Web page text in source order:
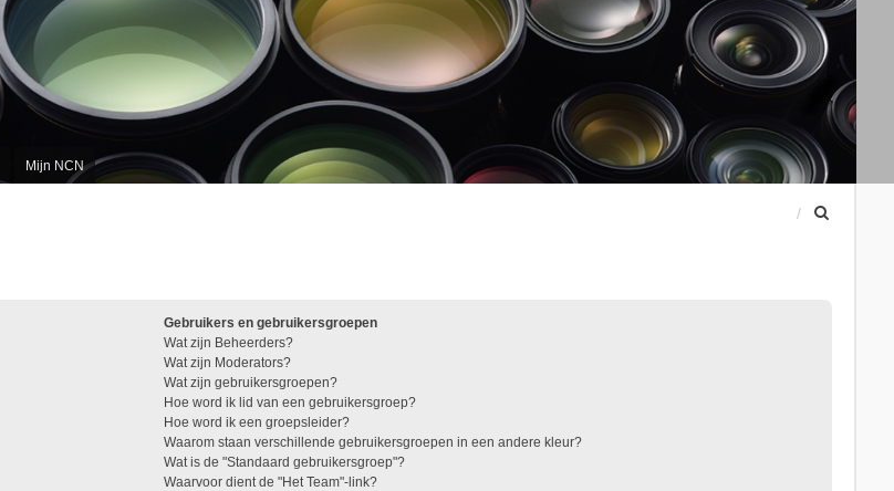
Mijn NCN
Gebruikers en gebruikersgroepen
Wat zijn Beheerders?
Wat zijn Moderators?
Wat zijn gebruikersgroepen?
Hoe word ik lid van een gebruikersgroep?
Hoe word ik een groepsleider?
Waarom staan verschillende gebruikersgroepen in een andere kleur?
Wat is de "Standaard gebruikersgroep"?
Waarvoor dient de "Het Team"-link?